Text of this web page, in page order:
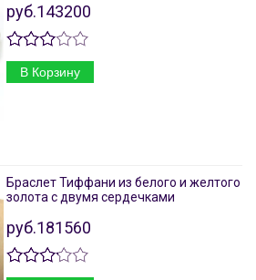
руб.143200
В Корзину
Браслет Тиффани из белого и желтого
золота с двумя сердечками
руб.181560